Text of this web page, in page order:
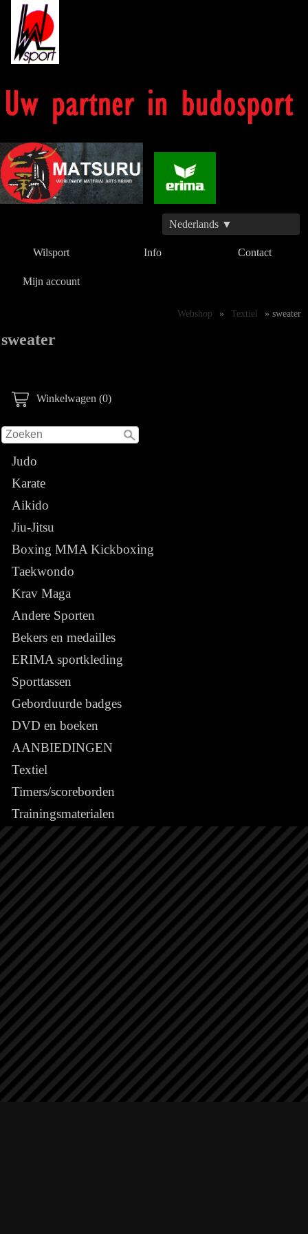
Nederlands ▼
Wilsport Info Contact
Mijn account
Winkelwagen (0)
Judo
Karate
Aikido
Jiu-Jitsu
Boxing MMA Kickboxing
Taekwondo
Krav Maga
Andere Sporten
Bekers en medailles
ERIMA sportkleding
Sporttassen
Geborduurde badges
DVD en boeken
AANBIEDINGEN
Textiel
Timers/scoreborden
Trainingsmaterialen
Webshop » Textiel » sweater
sweater